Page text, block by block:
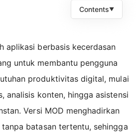
Contents▼
aplikasi berbasis kecerdasan
untuk membantu pengguna
produktivitas digital, mulai
analisis konten, hingga asistensi
Versi MOD menghadirkan
batasan tertentu, sehingga